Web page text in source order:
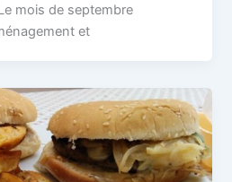
mois de septembre
et